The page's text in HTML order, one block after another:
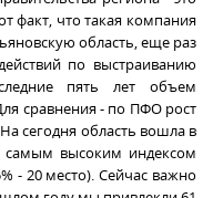
факт, что такая компания
область, еще раз
по выстраиванию
пять лет объем
сравнения - по ПФО рост
сегодня область вошла в
высоким индексом
- 20 место). Сейчас важно